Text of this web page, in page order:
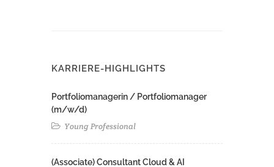
KARRIERE-HIGHLIGHTS
Portfoliomanagerin / Portfoliomanager
(m/w/d)
Young Professional
(Associate) Consultant Cloud & AI